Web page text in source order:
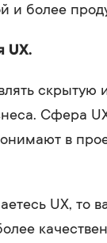
и более
UX.
Сфера
в
UX, то